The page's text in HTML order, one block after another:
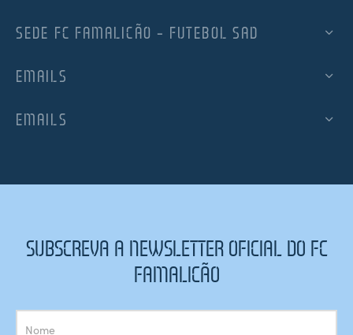
SEDE FC FAMALICÃO – FUTEBOL SAD
EMAILS
EMAILS
SUBSCREVA A NEWSLETTER OFICIAL DO FC
FAMALICÃO
Subscrição